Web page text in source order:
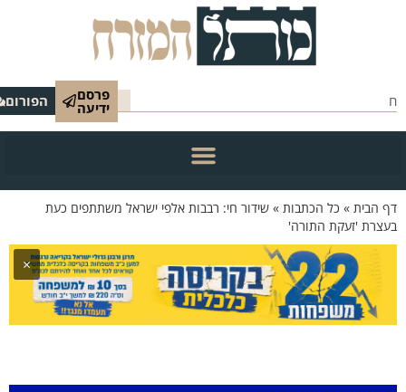
פרסם
ידיעה הפורום
הבית»כל הכתבות»שידור חי: רבבות אלפי ישראל משתתפים כעת
'זעקת התורה'
×